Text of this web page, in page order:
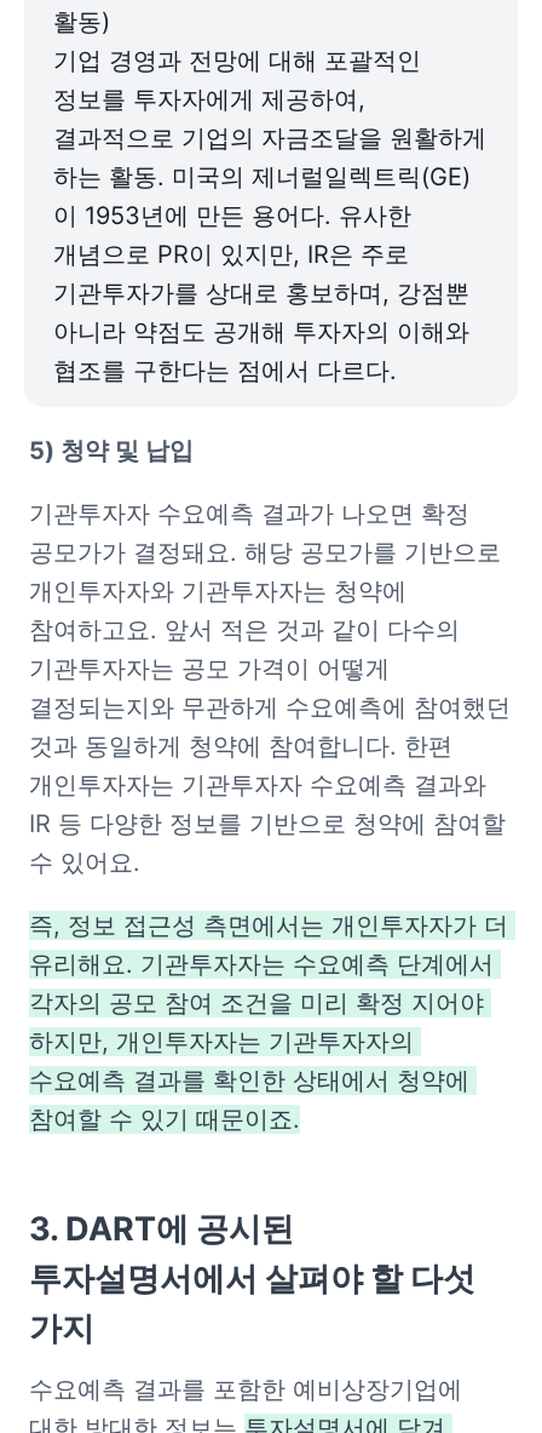
활동)
기업 경영과 전망에 대해 포괄적인
정보를 투자자에게 제공하여,
결과적으로 기업의 자금조달을 원활하게
하는 활동. 미국의 제너럴일렉트릭(GE)
이 1953년에 만든 용어다. 유사한
개념으로 PR이 있지만, IR은 주로
기관투자가를 상대로 홍보하며, 강점뿐
아니라 약점도 공개해 투자자의 이해와
협조를 구한다는 점에서 다르다.
5) 청약 및 납입
기관투자자 수요예측 결과가 나오면 확정
공모가가 결정돼요. 해당 공모가를 기반으로
개인투자자와 기관투자자는 청약에
참여하고요. 앞서 적은 것과 같이 다수의
기관투자자는 공모 가격이 어떻게
결정되는지와 무관하게 수요예측에 참여했던
것과 동일하게 청약에 참여합니다. 한편
개인투자자는 기관투자자 수요예측 결과와
IR 등 다양한 정보를 기반으로 청약에 참여할
수 있어요.
즉, 정보 접근성 측면에서는 개인투자자가 더
유리해요. 기관투자자는 수요예측 단계에서
각자의 공모 참여 조건을 미리 확정 지어야
하지만, 개인투자자는 기관투자자의
수요예측 결과를 확인한 상태에서 청약에
참여할 수 있기 때문이죠.
3. DART에 공시된
투자설명서에서 살펴야 할 다섯
가지
수요예측 결과를 포함한 예비상장기업에